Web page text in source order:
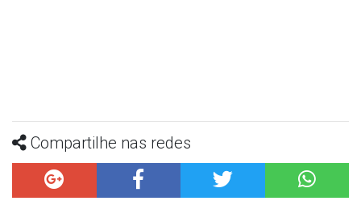
Compartilhe nas redes